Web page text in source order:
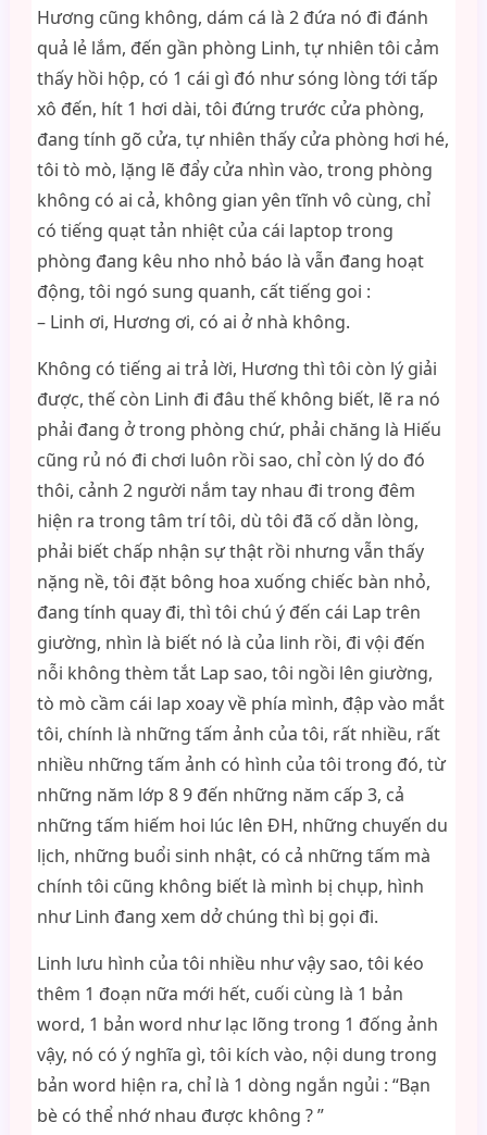
Hương cũng không, dám cá là 2 đứa nó đi đánh
quả lẻ lắm, đến gần phòng Linh, tự nhiên tôi cảm
thấy hồi hộp, có 1 cái gì đó như sóng lòng tới tấp
xô đến, hít 1 hơi dài, tôi đứng trước cửa phòng,
đang tính gõ cửa, tự nhiên thấy cửa phòng hơi hé,
tôi tò mò, lặng lẽ đẩy cửa nhìn vào, trong phòng
không có ai cả, không gian yên tĩnh vô cùng, chỉ
có tiếng quạt tản nhiệt của cái laptop trong
phòng đang kêu nho nhỏ báo là vẫn đang hoạt
động, tôi ngó sung quanh, cất tiếng goi :
– Linh ơi, Hương ơi, có ai ở nhà không.
Không có tiếng ai trả lời, Hương thì tôi còn lý giải
được, thế còn Linh đi đâu thế không biết, lẽ ra nó
phải đang ở trong phòng chứ, phải chăng là Hiếu
cũng rủ nó đi chơi luôn rồi sao, chỉ còn lý do đó
thôi, cảnh 2 người nắm tay nhau đi trong đêm
hiện ra trong tâm trí tôi, dù tôi đã cố dằn lòng,
phải biết chấp nhận sự thật rồi nhưng vẫn thấy
nặng nề, tôi đặt bông hoa xuống chiếc bàn nhỏ,
đang tính quay đi, thì tôi chú ý đến cái Lap trên
giường, nhìn là biết nó là của linh rồi, đi vội đến
nỗi không thèm tắt Lap sao, tôi ngồi lên giường,
tò mò cầm cái lap xoay về phía mình, đập vào mắt
tôi, chính là những tấm ảnh của tôi, rất nhiều, rất
nhiều những tấm ảnh có hình của tôi trong đó, từ
những năm lớp 8 9 đến những năm cấp 3, cả
những tấm hiếm hoi lúc lên ĐH, những chuyến du
lịch, những buổi sinh nhật, có cả những tấm mà
chính tôi cũng không biết là mình bị chụp, hình
như Linh đang xem dở chúng thì bị gọi đi.
Linh lưu hình của tôi nhiều như vậy sao, tôi kéo
thêm 1 đoạn nữa mới hết, cuối cùng là 1 bản
word, 1 bản word như lạc lõng trong 1 đống ảnh
vậy, nó có ý nghĩa gì, tôi kích vào, nội dung trong
bản word hiện ra, chỉ là 1 dòng ngắn ngủi : “Bạn
bè có thể nhớ nhau được không ? ”